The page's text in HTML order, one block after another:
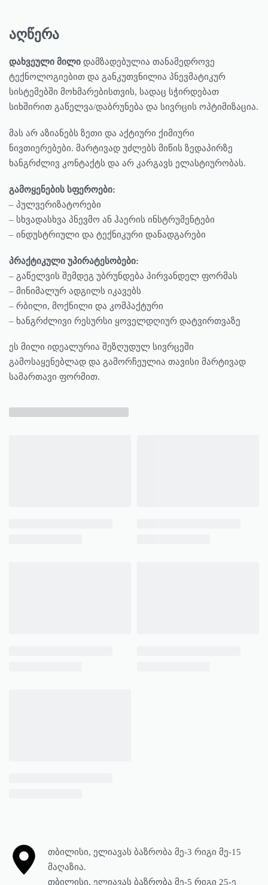
აღწერა
დახვეული მილი დამზადებულია თანამედროვე
ტექნოლოგიებით და განკუთვნილია პნევმატიკურ
სისტემებში მოხმარებისთვის, სადაც სჭირდებათ
სიხშირით გაწელვა/დაბრუნება და სივრცის ოპტიმიზაცია.
მას არ აზიანებს ზეთი და აქტიური ქიმიური
ნივთიერებები. მარტივად უძლებს მიწის ზედაპირზე
ხანგრძლივ კონტაქტს და არ კარგავს ელასტიურობას.
გამოყენების სფეროები:
– პულვერიზატორები
– სხვადასხვა პნევმო ან ჰაერის ინსტრუმენტები
– ინდუსტრიული და ტექნიკური დანადგარები
პრაქტიკული უპირატესობები:
– გაწელვის შემდეგ უბრუნდება პირვანდელ ფორმას
– მინიმალურ ადგილს იკავებს
– რბილი, მოქნილი და კომპაქტური
– ხანგრძლივი რესურსი ყოველდღიურ დატვირთვაზე
ეს მილი იდეალურია შეზღუდულ სივრცეში
გამოსაყენებლად და გამორჩეულია თავისი მარტივად
სამართავი ფორმით.
თბილისი, ელიავას ბაზრობა მე-3 რიგი მე-15
მაღაზია.
თბილისი, ელიავას ბაზრობა მე-5 რიგი 25-ე